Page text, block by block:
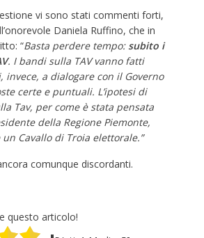
vi sono stati commenti forti,
Daniela Ruffino, che in
“Basta perdere tempo:subito i
. I bandi sulla TAV vanno fatti
invece, a dialogare con il Governo
certe e puntuali. L’ipotesi di
Tav, per come è stata pensata
della Regione Piemonte,
Cavallo di Troia elettorale.”
comunque discordanti.
questo articolo!